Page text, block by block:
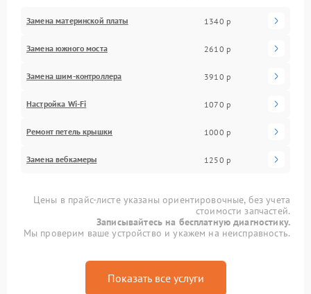
Замена материнской платы 1340 р
Замена южного моста 2610 р
Замена шим-контроллера 3910 р
Настройка Wi-Fi 1070 р
Ремонт петель крышки 1000 р
Замена вебкамеры 1250 р
Цены в прайс-листе указаны ориентировочные, без учета
стоимости запчастей.
Записывайтесь на бесплатную диагностику.
Мы проверим ваше устройство и укажем на неисправность.
Показать все услуги